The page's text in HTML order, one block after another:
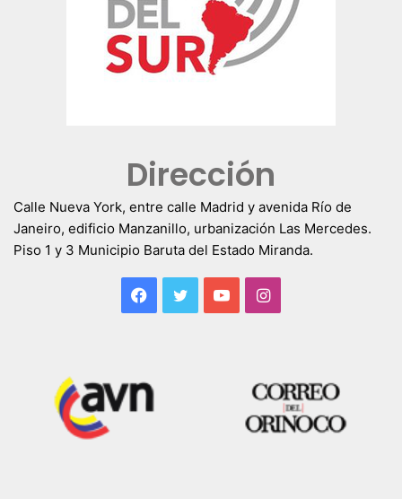
Dirección
Calle Nueva York, entre calle Madrid y avenida Río de
Janeiro, edificio Manzanillo, urbanización Las Mercedes.
Piso 1 y 3 Municipio Baruta del Estado Miranda.
Facebook
TwitterYouTubeInstagram